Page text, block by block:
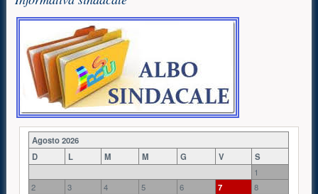
Agosto 2026
D
L M M G V
S
1
2
3 4 5 6 7
8